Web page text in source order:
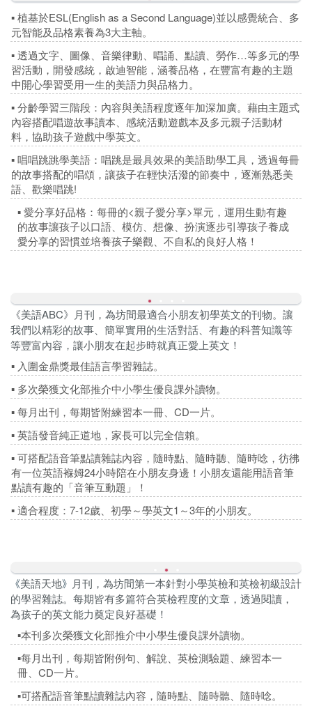
▪植基於ESL(English as a Second Language)並以感覺統合、多
元智能及品格素養為3大主軸。
▪透過文字、圖像、音樂律動、唱誦、點讀、勞作…等多元的學
習活動，開發感統，啟迪智能，涵養品格，在豐富有趣的主題
中開心學習受用一生的美語力與品格力。
▪分齡學習三階段：內容與美語程度逐年加深加廣。藉由主題式
內容搭配唱遊故事讀本、感統活動遊戲本及多元親子活動材
料，協助孩子遊戲中學英文。
▪唱唱跳跳學美語：唱跳是最具效果的美語助學工具，透過每冊
的故事搭配的唱頌，讓孩子在輕快活潑的節奏中，逐漸熟悉美
語、歡樂唱跳!
▪愛分享好品格：每冊的<親子愛分享>單元，運用生動有趣
的故事讓孩子以口語、模仿、想像、扮演逐步引導孩子養成
愛分享的習慣並培養孩子樂觀、不自私的良好人格！
《美語ABC》月刊，為坊間最適合小朋友初學英文的刊物。讓
我們以精彩的故事、簡單實用的生活對話、有趣的科普知識等
等豐富內容，讓小朋友在起步時就真正愛上英文！
▪ 入圍金鼎獎最佳語言學習雜誌。
▪ 多次榮獲文化部推介中小學生優良課外讀物。
▪每月出刊，每期皆附練習本一冊、CD一片。
▪英語發音純正道地，家長可以完全信賴。
▪可搭配語音筆點讀雜誌內容，隨時點、隨時聽、隨時唸，彷彿
有一位英語褓姆24小時陪在小朋友身邊！小朋友還能用語音筆
點讀有趣的「音筆互動題」！
▪適合程度：7-12歲、初學～學英文1～3年的小朋友。
《美語天地》 月刊，為坊間第一本針對小學英檢和英檢初級設計
的學習雜誌。每期皆有多篇符合英檢程度的文章，透過閱讀，
為孩子的英文能力奠定良好基礎！
▪️本刊多次榮獲文化部推介中小學生優良課外讀物。
▪️每月出刊，每期皆附例句、解說、英檢測驗題、練習本一
冊、CD一片。
▪️可搭配語音筆點讀雜誌內容，隨時點、隨時聽、隨時唸。